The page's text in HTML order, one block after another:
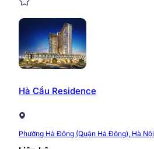
0/5(0 Reviews)
Hà Cầu Residence
Phường Hà Đông (Quận Hà Đông), Hà Nội